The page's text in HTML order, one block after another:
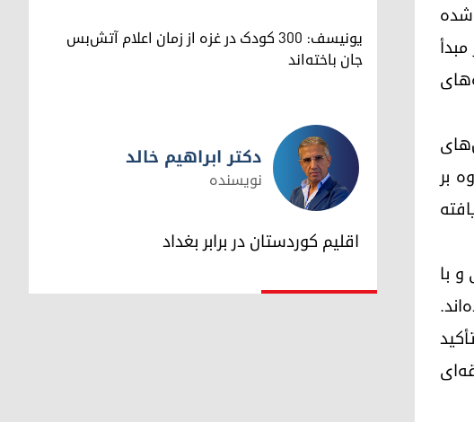
شده
بر
با
یونیسف: ۳۰۰ کودک در غزه از زمان اعلام آتش‌بس
جان باخته‌اند
دکتر ابراهیم خالد
دکتر ابراهیم خالد
نویسنده
اقلیم کوردستان در برابر بغداد